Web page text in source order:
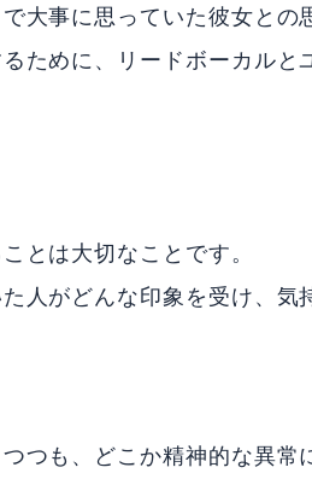
大事に思っていた彼女との
ために、リードボーカルと
とは大切なことです。
人がどんな印象を受け、気
つも、どこか精神的な異常